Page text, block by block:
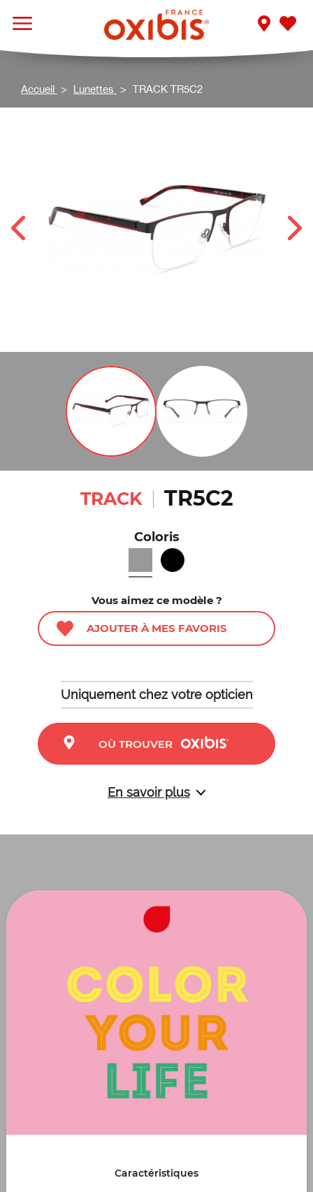
Accueil Lunettes TRACK TR5C2
Caractéristiques
TRACK TR5C2
Coloris
Vous aimez ce modèle ?
AJOUTER À MES FAVORIS
Uniquement chez votre opticien
OÙ TROUVER
En savoir plus